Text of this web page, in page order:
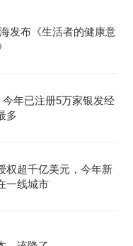
发布《生活者的健康意
今年已注册5万家银发经
多
权超千亿美元，今年新
一线城市